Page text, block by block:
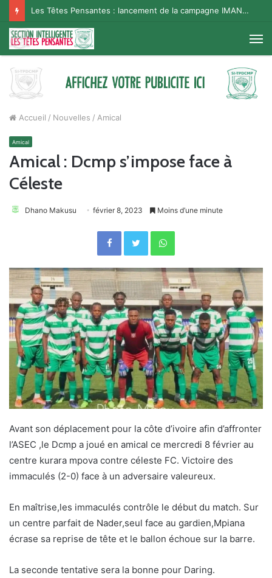
Les Têtes Pensantes : lancement de la campagne IMANA na BISO, Supporter Telema
Accueil / Nouvelles / Amical
Amical
Amical : Dcmp s’impose face à
Céleste
Dhano Makusu février 8, 2023 Moins d’une minute
FacebookTwitterWhatsApp
Avant son déplacement pour la côte d’ivoire afin d’affronter
l’ASEC ,le Dcmp a joué en amical ce mercredi 8 février au
centre kurara mpova contre céleste FC. Victoire des
immaculés (2-0) face à un adversaire valeureux.
En maîtrise,les immaculés contrôle le début du match. Sur
un centre parfait de Nader,seul face au gardien,Mpiana
écrase sa reprise de tête et le ballon échoue sur la barre.
La seconde tentative sera la bonne pour Daring.